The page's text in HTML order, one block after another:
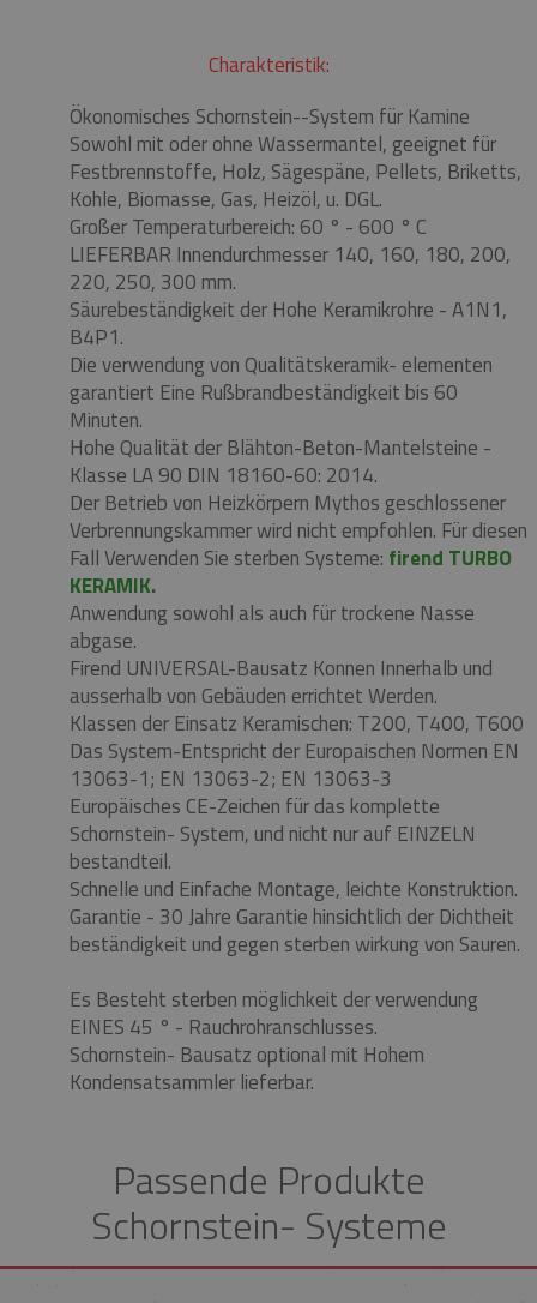
Charakteristik:
Ökonomisches Schornstein--System für Kamine
Sowohl mit oder ohne Wassermantel, geeignet für
Festbrennstoffe, Holz, Sägespäne, Pellets, Briketts,
Kohle, Biomasse, Gas, Heizöl, u. DGL.
Großer Temperaturbereich: 60 ° - 600 ° C
LIEFERBAR Innendurchmesser 140, 160, 180, 200,
220, 250, 300 mm.
Säurebeständigkeit der Hohe Keramikrohre - A1N1,
B4P1.
Die verwendung von Qualitätskeramik- elementen
garantiert Eine Rußbrandbeständigkeit bis 60
Minuten.
Hohe Qualität der Blähton-Beton-Mantelsteine ​​-
Klasse LA 90 DIN 18160-60: 2014.
Der Betrieb von Heizkörpern Mythos geschlossener
Verbrennungskammer wird nicht empfohlen. Für diesen
Fall Verwenden Sie sterben Systeme: firend TURBO
KERAMIK.
Anwendung sowohl als auch für trockene Nasse
abgase.
Firend UNIVERSAL-Bausatz Konnen Innerhalb und
ausserhalb von Gebäuden errichtet Werden.
Klassen der Einsatz Keramischen: T200, T400, T600
Das System-Entspricht der Europaischen Normen EN
13063-1; EN 13063-2; EN 13063-3
Europäisches CE-Zeichen für das komplette
Schornstein- System, und nicht nur auf EINZELN
bestandteil.
Schnelle und Einfache Montage, leichte Konstruktion.
Garantie - 30 Jahre Garantie hinsichtlich der Dichtheit
beständigkeit und gegen sterben wirkung von Sauren.
Es Besteht sterben möglichkeit der verwendung
EINES 45 ° - Rauchrohranschlusses.
Schornstein- Bausatz optional mit Hohem
Kondensatsammler lieferbar.
Passende Produkte
Schornstein- Systeme